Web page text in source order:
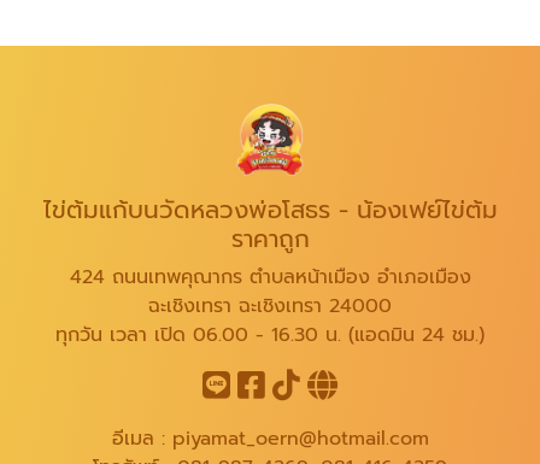
ไข่ต้มแก้บนวัดหลวงพ่อโสธร - น้องเฟย์ไข่ต้ม
ราคาถูก
424 ถนนเทพคุณากร ตำบลหน้าเมือง อำเภอเมือง
ฉะเชิงเทรา ฉะเชิงเทรา 24000
ทุกวัน เวลา เปิด 06.00 - 16.30 น. (แอดมิน 24 ชม.)
อีเมล : piyamat_oern@hotmail.com